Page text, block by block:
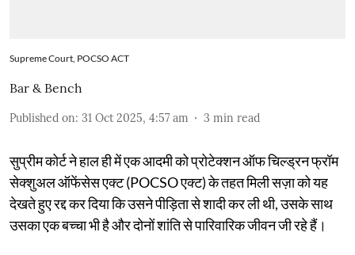
Supreme Court, POCSO ACT
Bar & Bench
Published on: 31 Oct 2025, 4:57 am 3 min read
सुप्रीम कोर्ट ने हाल ही में एक आदमी को प्रोटेक्शन ऑफ चिल्ड्रन फ्रॉम
सेक्शुअल ऑफेंसेस एक्ट (POCSO एक्ट) के तहत मिली सज़ा को यह
देखते हुए रद्द कर दिया कि उसने पीड़िता से शादी कर ली थी, उसके साथ
उसका एक बच्चा भी है और दोनों शांति से पारिवारिक जीवन जी रहे हैं।